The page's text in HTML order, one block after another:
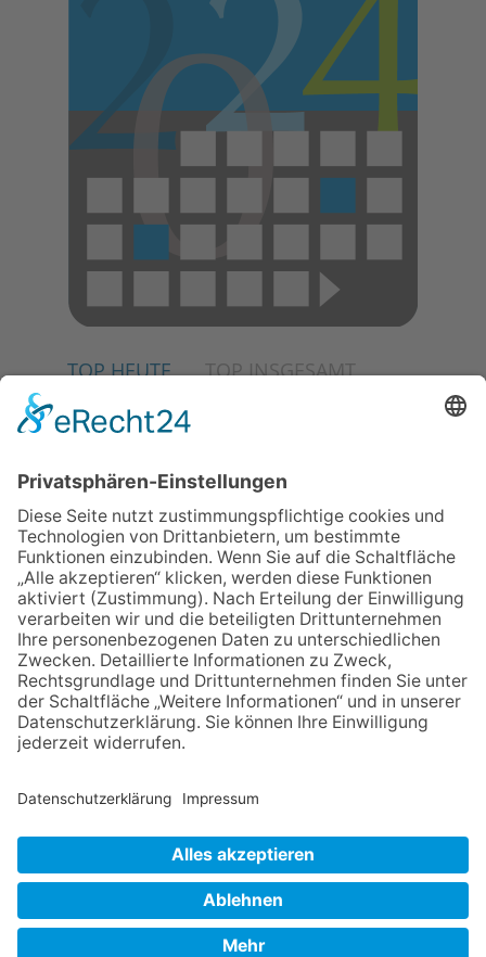
TOP HEUTE TOP INSGESAMT
02.07.2026
04.06.2026
Junge Musiker erringen Sieg
beim Mendelssohn-
Wettbewerb
23.07.2026
Partnerschaftsverein
Kronberg-Aberystwyth feiert
30-Jähriges
13.05.2026
GEWINNSPIEL
06.08.2026
„Die Globale Märchenstraße“:
Workshopreihe in der
Stadtbücherei
NACH OBEN
Datenschutz Netiquette FAQ